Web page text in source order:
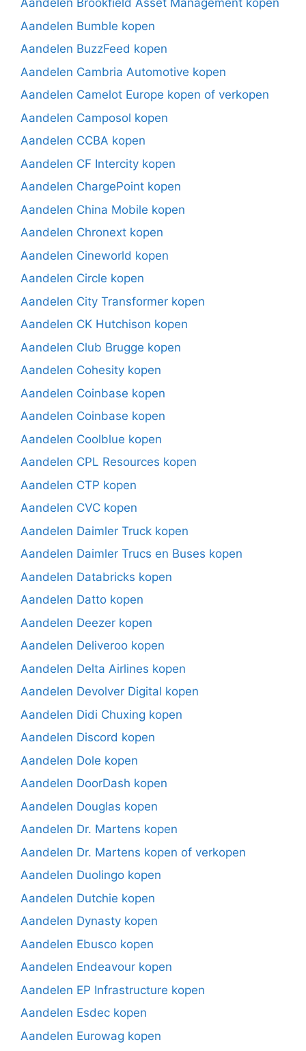
Aandelen Brookfield Asset Management kopen
Aandelen Bumble kopen
Aandelen BuzzFeed kopen
Aandelen Cambria Automotive kopen
Aandelen Camelot Europe kopen of verkopen
Aandelen Camposol kopen
Aandelen CCBA kopen
Aandelen CF Intercity kopen
Aandelen ChargePoint kopen
Aandelen China Mobile kopen
Aandelen Chronext kopen
Aandelen Cineworld kopen
Aandelen Circle kopen
Aandelen City Transformer kopen
Aandelen CK Hutchison kopen
Aandelen Club Brugge kopen
Aandelen Cohesity kopen
Aandelen Coinbase kopen
Aandelen Coinbase kopen
Aandelen Coolblue kopen
Aandelen CPL Resources kopen
Aandelen CTP kopen
Aandelen CVC kopen
Aandelen Daimler Truck kopen
Aandelen Daimler Trucs en Buses kopen
Aandelen Databricks kopen
Aandelen Datto kopen
Aandelen Deezer kopen
Aandelen Deliveroo kopen
Aandelen Delta Airlines kopen
Aandelen Devolver Digital kopen
Aandelen Didi Chuxing kopen
Aandelen Discord kopen
Aandelen Dole kopen
Aandelen DoorDash kopen
Aandelen Douglas kopen
Aandelen Dr. Martens kopen
Aandelen Dr. Martens kopen of verkopen
Aandelen Duolingo kopen
Aandelen Dutchie kopen
Aandelen Dynasty kopen
Aandelen Ebusco kopen
Aandelen Endeavour kopen
Aandelen EP Infrastructure kopen
Aandelen Esdec kopen
Aandelen Eurowag kopen